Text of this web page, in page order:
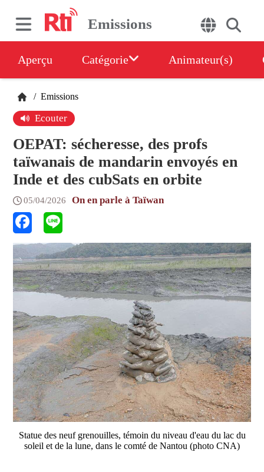
Emissions
Aperçu Catégorie Animateur(s)
/ Emissions
Ecouter
OEPAT: sécheresse, des profs
taïwanais de mandarin envoyés en
Inde et des cubSats en orbite
05/04/2026 On en parle à Taïwan
Statue des neuf grenouilles, témoin du niveau d'eau du lac du
soleil et de la lune, dans le comté de Nantou (photo CNA)